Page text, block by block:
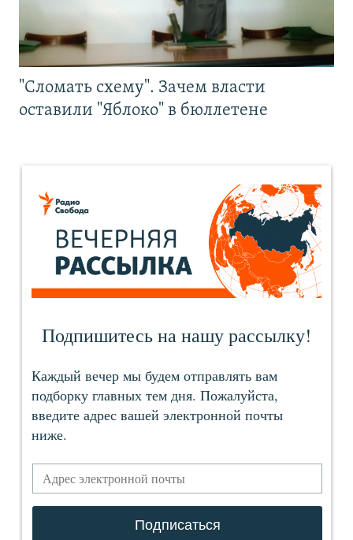
"Сломать схему". Зачем власти
оставили "Яблоко" в бюллетене